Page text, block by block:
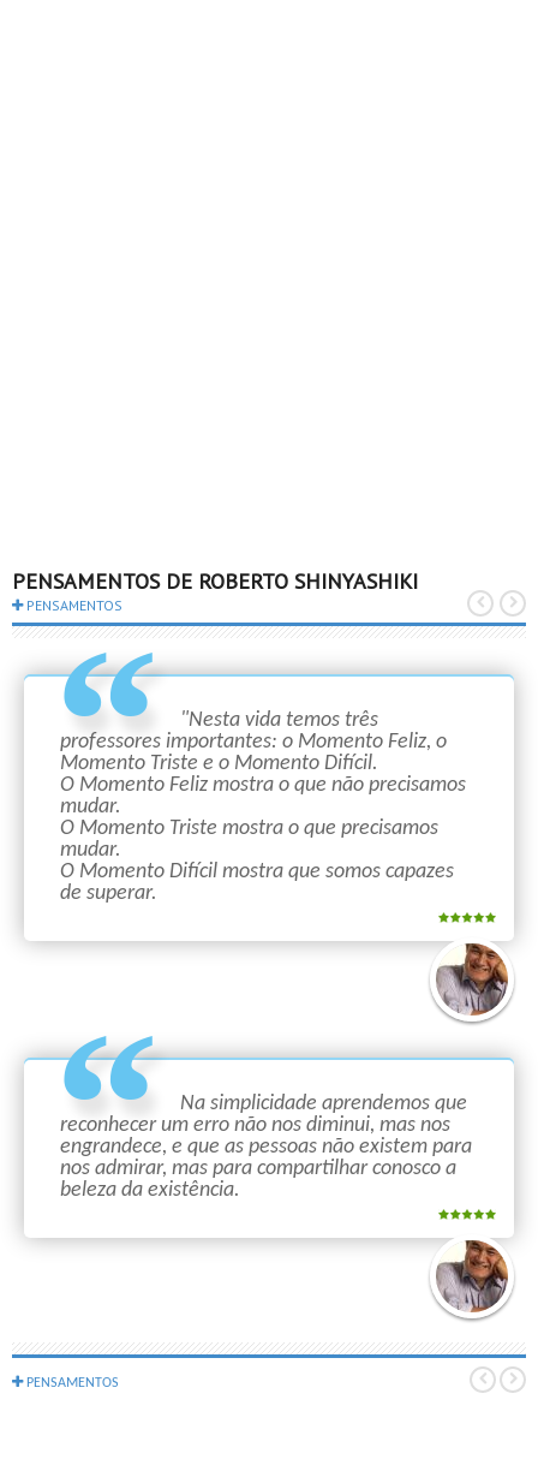
PENSAMENTOS DE ROBERTO SHINYASHIKI
PENSAMENTOS
"Nesta vida temos três
professores importantes: o Momento Feliz, o
Momento Triste e o Momento Difícil.
O Momento Feliz mostra o que não precisamos
mudar.
O Momento Triste mostra o que precisamos
mudar.
O Momento Difícil mostra que somos capazes
de superar.
Na simplicidade aprendemos que
reconhecer um erro não nos diminui, mas nos
engrandece, e que as pessoas não existem para
nos admirar, mas para compartilhar conosco a
beleza da existência.
PENSAMENTOS